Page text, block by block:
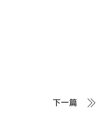
下一篇